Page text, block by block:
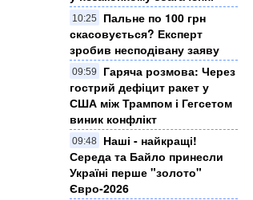
10:25
Пальне по 100 грн
скасовується? Експерт
зробив несподівану заяву
09:59
Гаряча розмова: Через
гострий дефіцит ракет у
США між Трампом і Гегсетом
виник конфлікт
09:48
Наші - найкращі!
Середа та Байло принесли
Україні перше "золото"
Євро-2026